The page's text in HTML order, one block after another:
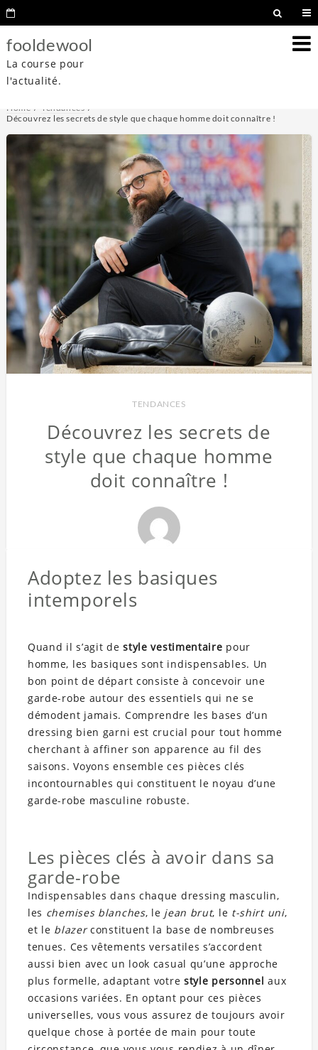
fooldewool
La course pour
l'actualité.
Home
Tendances
Découvrez les secrets de style que chaque homme doit connaître !
TENDANCES
Découvrez les secrets de
style que chaque homme
doit connaître !
Adoptez les basiques
intemporels
Quand il s’agit destyle vestimentaire pour
homme, les basiques sont indispensables. Un
bon point de départ consiste à concevoir une
garde-robe autour des essentiels qui ne se
démodent jamais. Comprendre les bases d’un
dressing bien garni est crucial pour tout homme
cherchant à affiner son apparence au fil des
saisons. Voyons ensemble ces pièces clés
incontournables qui constituent le noyau d’une
garde-robe masculine robuste.
Les pièces clés à avoir dans sa
garde-robe
Indispensables dans chaque dressing masculin,
les chemises blanches, le jean brut, le t-shirt uni,
et le blazerconstituent la base de nombreuses
tenues. Ces vêtements versatiles s’accordent
aussi bien avec un look casual qu’une approche
plus formelle, adaptant votre style personnel aux
occasions variées. En optant pour ces pièces
universelles, vous vous assurez de toujours avoir
quelque chose à portée de main pour toute